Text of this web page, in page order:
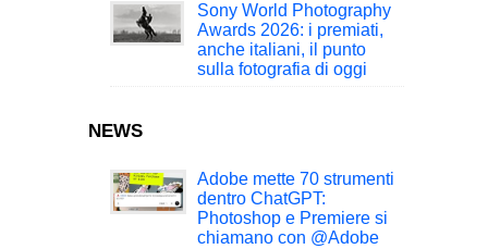
Sony World Photography
Awards 2026: i premiati,
anche italiani, il punto
sulla fotografia di oggi
NEWS
Adobe mette 70 strumenti
dentro ChatGPT:
Photoshop e Premiere si
chiamano con @Adobe